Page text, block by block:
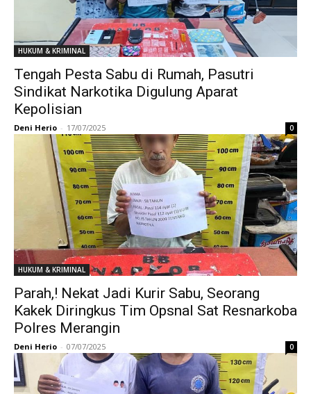
HUKUM & KRIMINAL
Tengah Pesta Sabu di Rumah, Pasutri
Sindikat Narkotika Digulung Aparat
Kepolisian
Deni Herio - 17/07/2025 0
HUKUM & KRIMINAL
Parah,! Nekat Jadi Kurir Sabu, Seorang
Kakek Diringkus Tim Opsnal Sat Resnarkoba
Polres Merangin
Deni Herio - 07/07/2025 0